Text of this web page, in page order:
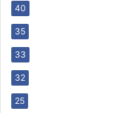
40
35
33
32
25